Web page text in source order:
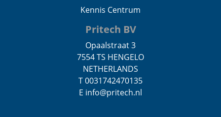
Kennis Centrum
Pritech BV
Opaalstraat 3
7554 TS HENGELO
NETHERLANDS
T 0031742470135
E info@pritech.nl